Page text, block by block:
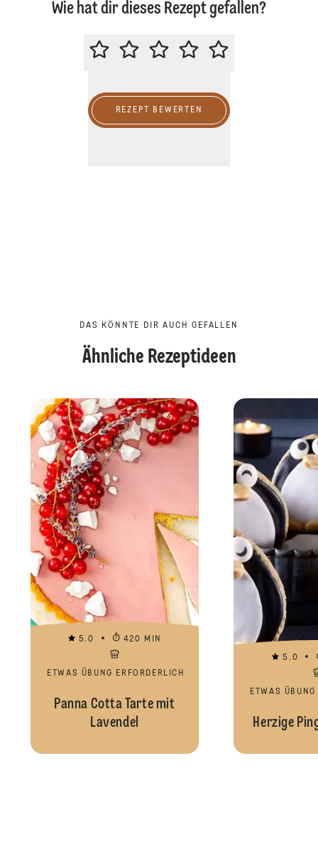
Wie hat dir dieses Rezept gefallen?
BITTE BEWERTE DIESES REZEPT
REZEPT BEWERTEN
DAS KÖNNTE DIR AUCH GEFALLEN
Ähnliche Rezeptideen
5.0 420 MIN
ETWAS ÜBUNG ERFORDERLICH
Panna Cotta Tarte mit
Lavendel
5.0
ETWAS
Herzige